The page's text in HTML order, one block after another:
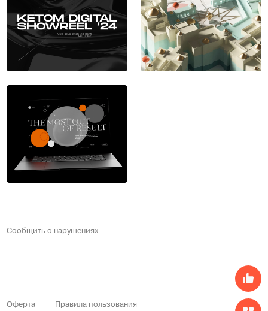
Сообщить о нарушениях
Оферта
Правила пользования